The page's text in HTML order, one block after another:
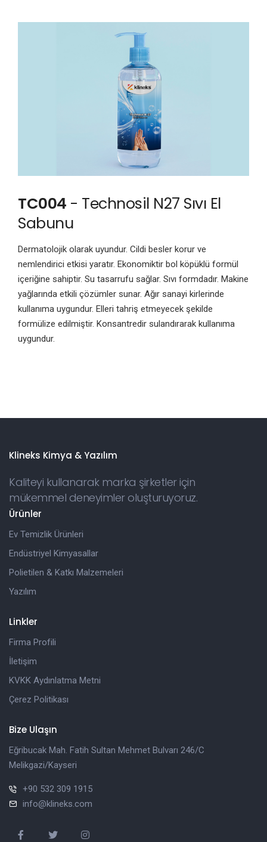
TC004 - Technosil N27 Sıvı El
Sabunu
Dermatolojik olarak uyundur. Cildi besler korur ve
nemlendirici etkisi yaratır. Ekonomiktir bol köpüklü formül
içeriğine sahiptir. Su tasarrufu sağlar. Sıvı formdadır. Makine
yağlarında etkili çözümler sunar. Ağır sanayi kirlerinde
kullanıma uygundur. Elleri tahriş etmeyecek şekilde
formülize edilmiştir. Konsantredir sulandırarak kullanıma
uygundur.
Klineks Kimya & Yazılım
Kaliteyi kullanarak marka şirketler için
mükemmel deneyimler oluşturuyoruz.
Ürünler
Ev Temizlik Ürünleri
Endüstriyel Kimyasallar
Polietilen & Katkı Malzemeleri
Yazılım
Linkler
Firma Profili
İletişim
KVKK Aydınlatma Metni
Çerez Politikası
Bize Ulaşın
Eğribucak Mah. Fatih Sultan Mehmet Bulvarı 246/C
Melikgazi/Kayseri
+90 532 309 1915
info@klineks.com